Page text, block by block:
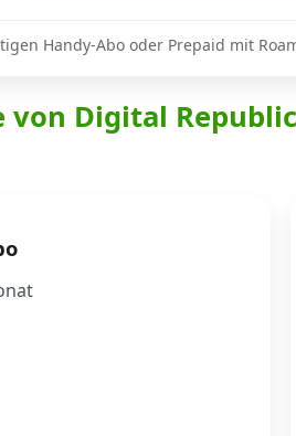
Handy-Abo oder Prepaid mit
Digital